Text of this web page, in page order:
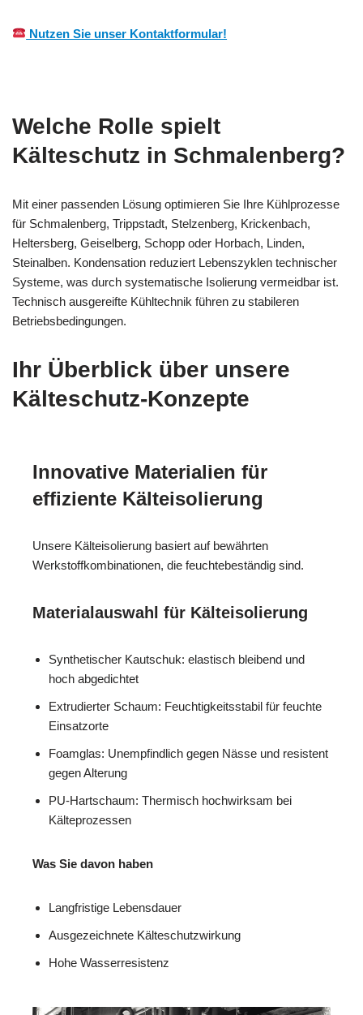
Nutzen Sie unser Kontaktformular!
Welche Rolle spielt
Kälteschutz in Schmalenberg?
Mit einer passenden Lösung optimieren Sie Ihre Kühlprozesse
für Schmalenberg, Trippstadt, Stelzenberg, Krickenbach,
Heltersberg, Geiselberg, Schopp oder Horbach, Linden,
Steinalben. Kondensation reduziert Lebenszyklen technischer
Systeme, was durch systematische Isolierung vermeidbar ist.
Technisch ausgereifte Kühltechnik führen zu stabileren
Betriebsbedingungen.
Ihr Überblick über unsere
Kälteschutz-Konzepte
Innovative Materialien für
effiziente Kälteisolierung
Unsere Kälteisolierung basiert auf bewährten
Werkstoffkombinationen, die feuchtebeständig sind.
Materialauswahl für Kälteisolierung
Synthetischer Kautschuk: elastisch bleibend und
hoch abgedichtet
Extrudierter Schaum: Feuchtigkeitsstabil für feuchte
Einsatzorte
Foamglas: Unempfindlich gegen Nässe und resistent
gegen Alterung
PU-Hartschaum: Thermisch hochwirksam bei
Kälteprozessen
Was Sie davon haben
Langfristige Lebensdauer
Ausgezeichnete Kälteschutzwirkung
Hohe Wasserresistenz